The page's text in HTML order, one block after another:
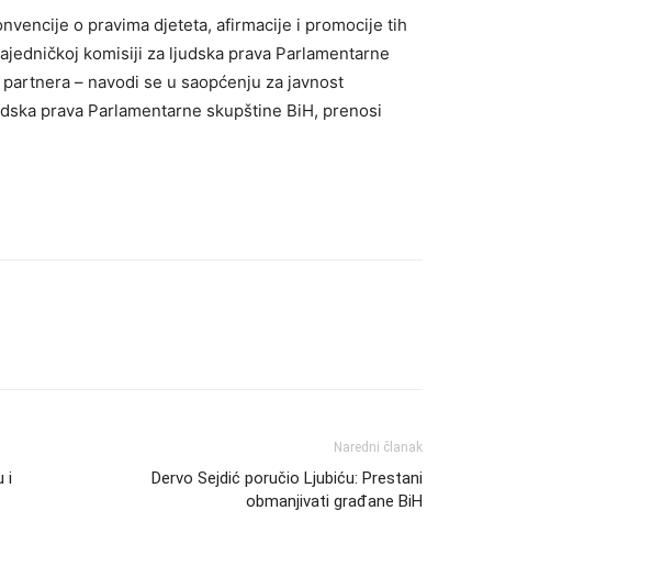
o pravima djeteta, afirmacije i promocije tih
komisiji za ljudska prava Parlamentarne
– navodi se u saopćenju za javnost
prava Parlamentarne skupštine BiH, prenosi
i
Naredni članak
Dervo Sejdić poručio Ljubiću: Prestani
obmanjivati građane BiH